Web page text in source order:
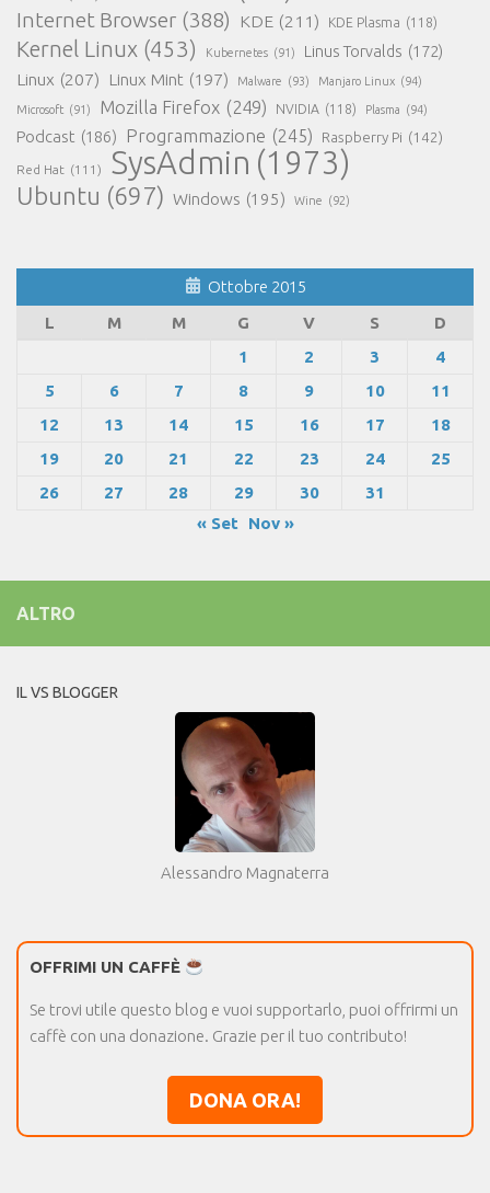
Internet Browser (388) KDE (211) KDE Plasma (118)
Kernel Linux (453) Kubernetes (91) Linus Torvalds (172)
Linux (207) Linux Mint (197) Malware (93) Manjaro Linux (94)
Microsoft (91) Mozilla Firefox (249) NVIDIA (118) Plasma (94)
Podcast (186) Programmazione (245) Raspberry Pi (142)
Red Hat (111) SysAdmin (1973)
Ubuntu (697) Windows (195) Wine (92)
Ottobre 2015
L
M M G V S
D
1
2 3
4
5
6 7 8 9 10
11
12
13 14 15 16 17
18
19
20 21 22 23 24
25
26
27 28 29 30
31
« Set
Nov »
ALTRO
IL VS BLOGGER
Alessandro Magnaterra
OFFRIMI UN CAFFÈ
Se trovi utile questo blog e vuoi supportarlo, puoi offrirmi un
caffè con una donazione. Grazie per il tuo contributo!
DONA ORA!